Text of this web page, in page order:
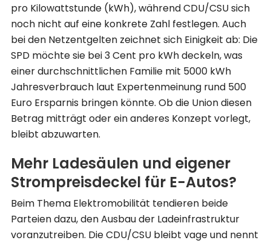
pro Kilowattstunde (kWh), während CDU/CSU sich
noch nicht auf eine konkrete Zahl festlegen. Auch
bei den Netzentgelten zeichnet sich Einigkeit ab: Die
SPD möchte sie bei 3 Cent pro kWh deckeln, was
einer durchschnittlichen Familie mit 5000 kWh
Jahresverbrauch laut Expertenmeinung rund 500
Euro Ersparnis bringen könnte. Ob die Union diesen
Betrag mitträgt oder ein anderes Konzept vorlegt,
bleibt abzuwarten.
Mehr Ladesäulen und eigener
Strompreisdeckel für E-Autos?
Beim Thema Elektromobilität tendieren beide
Parteien dazu, den Ausbau der Ladeinfrastruktur
voranzutreiben. Die CDU/CSU bleibt vage und nennt